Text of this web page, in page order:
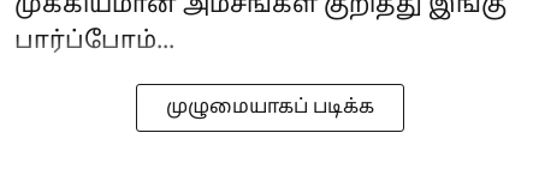
முக்கியமான அம்சங்கள் குறித்து இங்கு
பார்ப்போம்...
முழுமையாகப் படிக்க